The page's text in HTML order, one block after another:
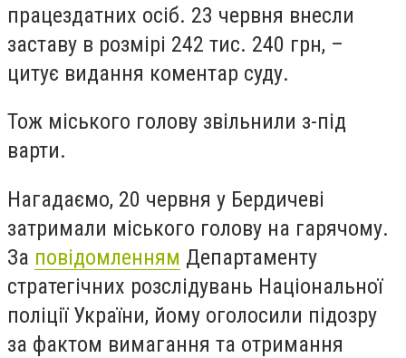
працездатних осіб. 23 червня внесли
заставу в розмірі 242 тис. 240 грн, –
цитує видання коментар суду.
Тож міського голову звільнили з-під
варти.
Нагадаємо, 20 червня у Бердичеві
затримали міського голову на гарячому.
За повідомленням Департаменту
стратегічних розслідувань Національної
поліції України, йому оголосили підозру
за фактом вимагання та отримання